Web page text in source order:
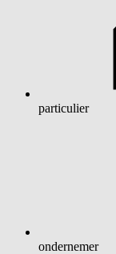
particulier
ondernemer